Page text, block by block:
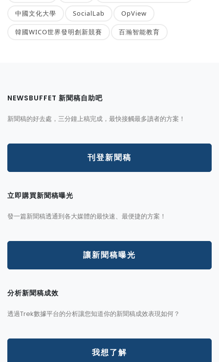
中國文化大學 SocialLab OpView
韓國WICO世界發明創新競賽 百瀚智能教育
NEWSBUFFET 新聞稿自助吧
新聞稿的好去處，三分鐘上稿完成，最快接觸最多讀者的方案！
刊登新聞稿
立即購買新聞稿曝光
發一篇新聞稿透通到各大媒體的最快速、最便捷的方案！
讓新聞稿曝光
分析新聞稿成效
透過Trek數據平台的分析讓您知道你的新聞稿成效表現如何？
我想了解